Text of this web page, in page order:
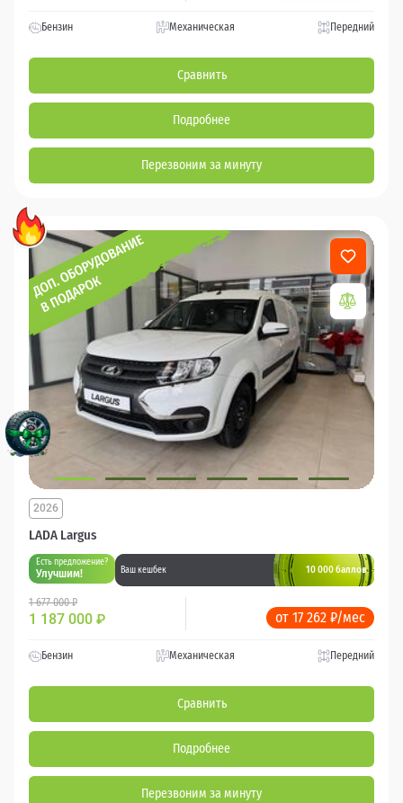
Бензин Механическая Передний
Сравнить
Подробнее
Перезвоним за минуту
LADA Largus
2026
Есть предложение?
Улучшим! Ваш кешбек 10 000 баллов
1 677 000 ₽
1 187 000 ₽ от 17 262 ₽/мес
Бензин Механическая Передний
Сравнить
Подробнее
Перезвоним за минуту